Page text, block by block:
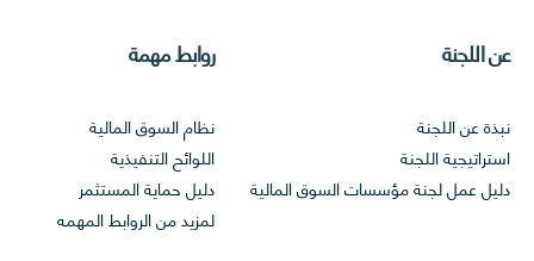
ا
ا
ل
ب
عن اللجنة
نبذة عن اللجنة
استراتيجية اللجنة
دليل عمل لجنة مؤسسات السوق المالية
روابط مهمة
نظام السوق المالية
اللوائح التنفيذية
دليل حماية المستثمر
لمزيد من الروابط المهمه